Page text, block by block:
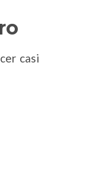
casi